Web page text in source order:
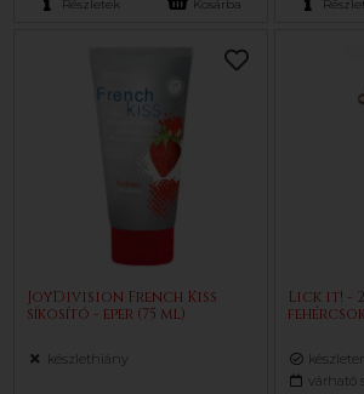
Részletek Kosárba
JoyDivision French Kiss
síkosító - eper (75 ml)
készlethiány
Lick it! -
készleten
várható